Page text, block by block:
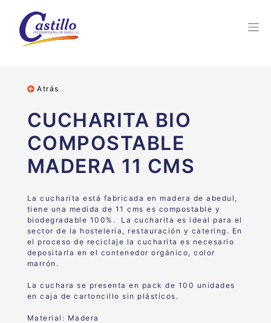
Atrás
CUCHARITA BIO
COMPOSTABLE
MADERA 11 CMS
La cucharita está fabricada en madera de abedul,
tiene una medida de 11 cms es compostable y
biodegradable 100%. La cucharita es ideal para el
sector de la hostelería, restauración y catering. En
el proceso de reciclaje la cucharita es necesario
depositarla en el contenedor orgánico, color
marrón.
La cuchara se presenta en pack de 100 unidades
en caja de cartoncillo sin plásticos.
Material: Madera